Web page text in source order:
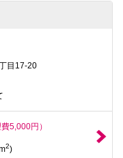
目17-20
費5,000円）
2)